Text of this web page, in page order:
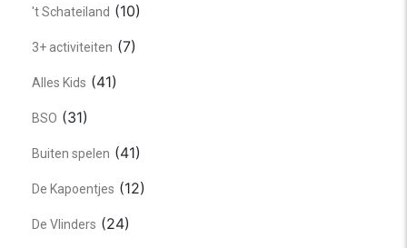
't Schateiland (10)
3+ activiteiten (7)
Alles Kids (41)
BSO (31)
Buiten spelen (41)
De Kapoentjes (12)
De Vlinders (24)